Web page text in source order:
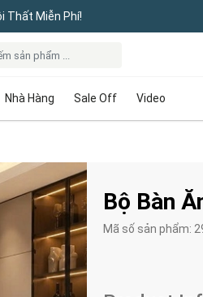
Thất Miễn Phí!
Nhà Hàng Sale Off Video
Bộ Bàn
Mã số sản phẩm: